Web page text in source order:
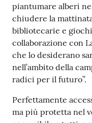
piantumare alberi
chiudere la
bibliotecarie e
collaborazione con
che lo desiderano
nell’ambito della
radici per il futuro”.
Perfettamente
ma più protetta nel